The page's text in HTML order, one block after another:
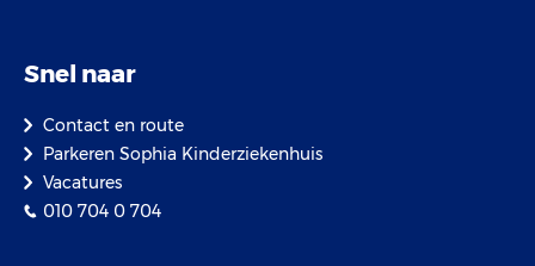
Snel naar
Contact en route
Parkeren Sophia Kinderziekenhuis
Vacatures
010 704 0 704